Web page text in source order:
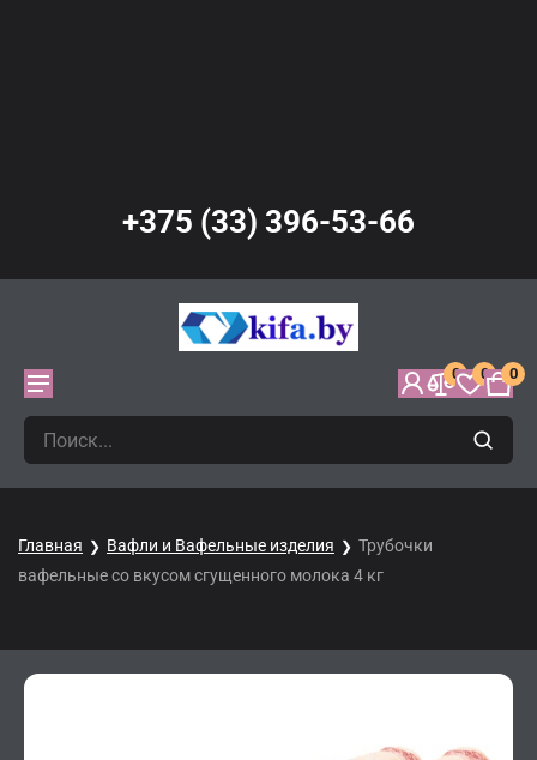
+375 (33) 396-53-66
0 0 0
Главная Вафли и Вафельные изделия
Трубочки
вафельные со вкусом сгущенного молока 4 кг